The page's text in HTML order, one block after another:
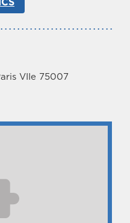
VIIe 75007